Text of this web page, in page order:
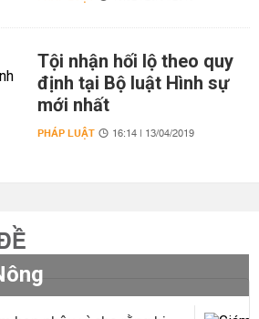
Tội nhận hối lộ theo quy
định tại Bộ luật Hình sự
mới nhất
PHÁP LUẬT 16:14 | 13/04/2019